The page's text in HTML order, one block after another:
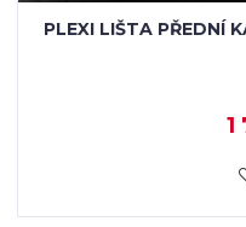
PLEXI LIŠTA PŘEDNÍ
1